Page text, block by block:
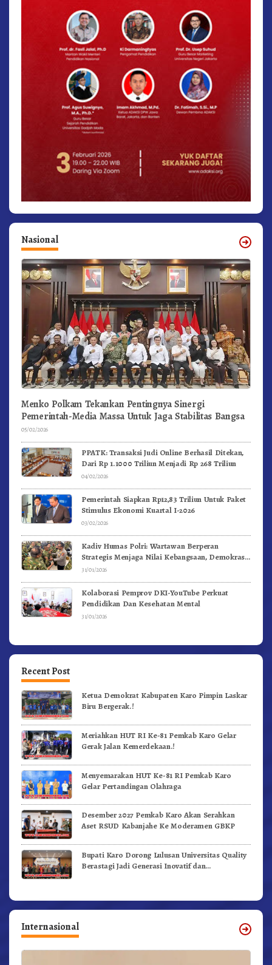
Nasional
Menko Polkam Tekankan Pentingnya Sinergi
Pemerintah-Media Massa Untuk Jaga Stabilitas Bangsa
05/02/2026
PPATK: Transaksi Judi Online Berhasil Ditekan,
Dari Rp 1.1000 Triliun Menjadi Rp 268 Triliun
04/02/2026
Pemerintah Siapkan Rp12,83 Triliun Untuk Paket
Stimulus Ekonomi Kuartal I-2026
03/02/2026
Kadiv Humas Polri: Wartawan Berperan
Strategis Menjaga Nilai Kebangsaan, Demokrasi,
dan NKRI
31/01/2026
Kolaborasi Pemprov DKI-YouTube Perkuat
Pendidikan Dan Kesehatan Mental
31/01/2026
Recent Post
Ketua Demokrat Kabupaten Karo Pimpin Laskar
Biru Bergerak.!
Meriahkan HUT RI Ke-81 Pemkab Karo Gelar
Gerak Jalan Kemerdekaan.!
Menyemarakan HUT Ke-81 RI Pemkab Karo
Gelar Pertandingan Olahraga
Desember 2027 Pemkab Karo Akan Serahkan
Aset RSUD Kabanjahe Ke Moderamen GBKP
Bupati Karo Dorong Lulusan Universitas Quality
Berastagi Jadi Generasi Inovatif dan
Internasional